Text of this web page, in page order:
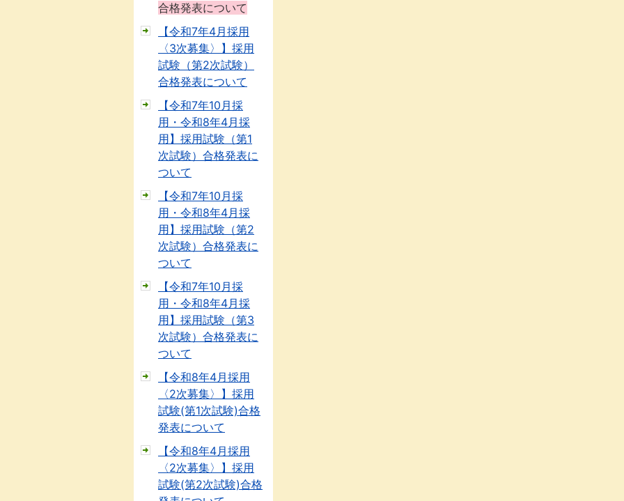
合格発表について
【令和7年4月採用
〈3次募集〉】採用
試験（第2次試験）
合格発表について
【令和7年10月採
用・令和8年4月採
用】採用試験（第1
次試験）合格発表に
ついて
【令和7年10月採
用・令和8年4月採
用】採用試験（第2
次試験）合格発表に
ついて
【令和7年10月採
用・令和8年4月採
用】採用試験（第3
次試験）合格発表に
ついて
【令和8年4月採用
〈2次募集〉】採用
試験(第1次試験)合格
発表について
【令和8年4月採用
〈2次募集〉】採用
試験(第2次試験)合格